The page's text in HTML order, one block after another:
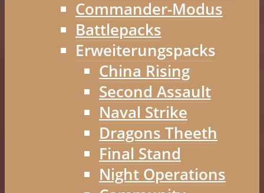
Commander-Modus
Battlepacks
Erweiterungspacks
China Rising
Second Assault
Naval Strike
Dragons Theeth
Final Stand
Night Operations